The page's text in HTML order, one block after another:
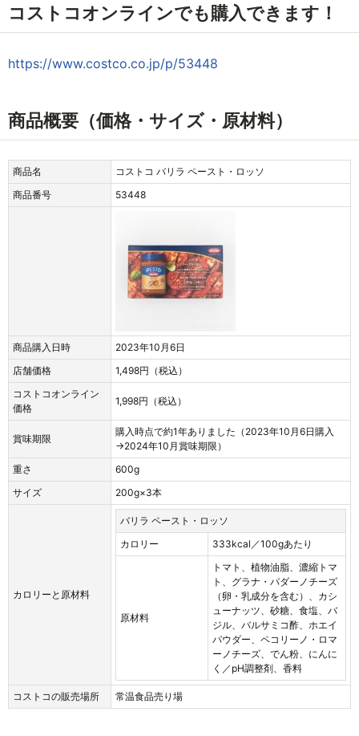
コストコオンラインでも購入できます！
https://www.costco.co.jp/p/53448
商品概要（価格・サイズ・原材料）
商品名
コストコ バリラ ペースト・ロッソ
商品番号
53448
商品購入日時
2023年10月6日
店舗価格
1,498円（税込）
コストコオンライン
価格
1,998円（税込）
賞味期限
購入時点で約1年ありました（2023年10月6日購入
→2024年10月賞味期限）
重さ
600g
サイズ
200g×3本
カロリーと原材料
バリラ ペースト・ロッソ
カロリー
333kcal／100gあたり
原材料
トマト、植物油脂、濃縮トマ
ト、グラナ・パダーノチーズ
（卵・乳成分を含む）、カシ
ューナッツ、砂糖、食塩、バ
ジル、バルサミコ酢、ホエイ
パウダー、ペコリーノ・ロマ
ーノチーズ、でん粉、にんに
く／pH調整剤、香料
コストコの販売場所 常温食品売り場